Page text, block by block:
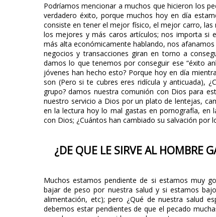
Podríamos mencionar a muchos que hicieron los
verdadero éxito, porque muchos hoy en día
consiste en tener el mejor físico, el mejor carro,
los mejores y más caros artículos; nos importa si
más alta económicamente hablando, nos
negocios y transacciones giran en torno a
damos lo que tenemos por conseguir ese “éxito
jóvenes han hecho esto? Porque hoy en día
son (Pero si te cubres eres ridícula y anticuada),
grupo? damos nuestra comunión con Dios para
nuestro servicio a Dios por un plato de lentejas,
en la lectura hoy lo mal gastas en pornografía, en
con Dios; ¿Cuántos han cambiado su salvación por
¿DE QUE LE SIRVE AL HOMBRE
Muchos estamos pendiente de si estamos muy
bajar de peso por nuestra salud y si estamos
alimentación, etc); pero ¿Qué de nuestra salud
debemos estar pendientes de que el pecado